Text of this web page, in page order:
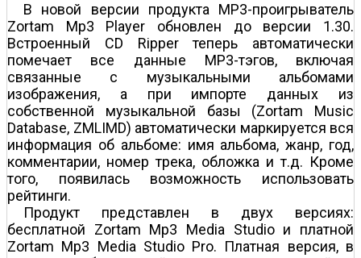
В новой версии продукта MP3-проигрыватель
Zortam Mp3 Player обновлен до версии 1.30.
Встроенный CD Ripper теперь автоматически
помечает все данные MP3-тэгов, включая
связанные с музыкальными альбомами
изображения, а при импорте данных из
собственной музыкальной базы (Zortam Music
Database, ZMLIMD) автоматически маркируется вся
информация об альбоме: имя альбома, жанр, год,
комментарии, номер трека, обложка и т.д. Кроме
того, появилась возможность использовать
рейтинги.
Продукт представлен в двух версиях:
бесплатной Zortam Mp3 Media Studio и платной
Zortam Mp3 Media Studio Pro. Платная версия, в